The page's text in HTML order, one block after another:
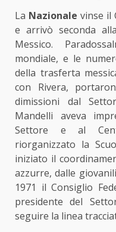
La Nazionale vinse il
e arrivò seconda
Messico.
mondiale, e le
della trasferta
con Rivera,
dimissioni dal
Mandelli aveva
Settore e al
riorganizzato la
iniziato il
azzurre, dalle
1971 il Consiglio
presidente del
seguire la linea